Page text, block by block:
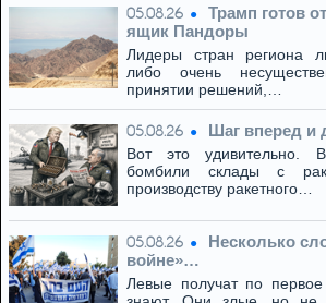
05.08.26
Трамп готов
ящик Пандоры
Лидеры стран региона
либо очень
принятии решений,…
05.08.26 Шаг вперед и
Вот это удивительно.
бомбили склады с
производству ракетного…
05.08.26
Несколько
войне»…
Левые получат по